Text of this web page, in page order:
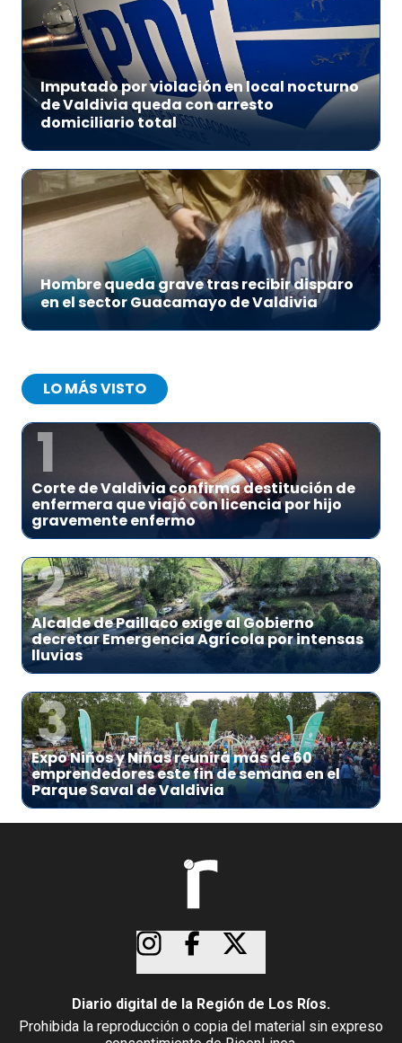
Imputado por violación en local nocturno
de Valdivia queda con arresto
domiciliario total
Hombre queda grave tras recibir disparo
en el sector Guacamayo de Valdivia
LO MÁS VISTO
1
Corte de Valdivia confirma destitución de
enfermera que viajó con licencia por hijo
gravemente enfermo
2
Alcalde de Paillaco exige al Gobierno
decretar Emergencia Agrícola por intensas
lluvias
3
Expo Niños y Niñas reunirá más de 60
emprendedores este fin de semana en el
Parque Saval de Valdivia
Diario digital de la Región de Los Ríos.
Prohibida la reproducción o copia del material sin expreso